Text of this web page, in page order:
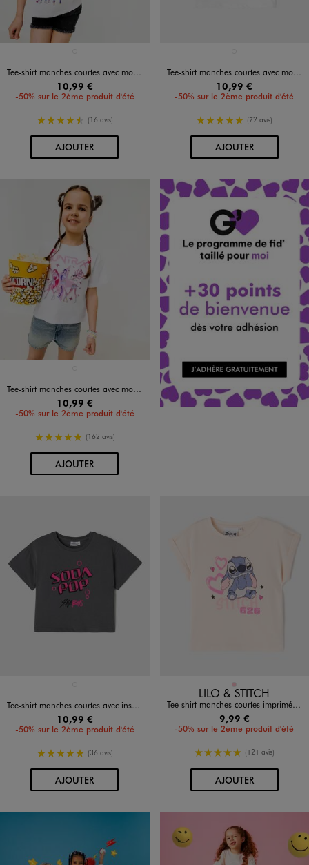
Tee-shirt manches courtes avec motif Saja Boys fille - K-pop Demon Hunters
10,99 €
-50% sur le 2ème produit d'été
4.5/5 de moyenne
(16 avis)
AJOUTERAU PANIER
Tee-shirt manches courtes avec motif pailleté fille - K-pop Demon Hunters
10,99 €
-50% sur le 2ème produit d'été
5/5 de moyenne
(72 avis)
AJOUTERAU PANIER
Tee-shirt manches courtes avec motif sur l’avant fille - K-pop Demon Hunters
10,99 €
-50% sur le 2ème produit d'été
5/5 de moyenne
(162 avis)
AJOUTERAU PANIER
Tee-shirt manches courtes avec inscription fluo fille - Demon Hunters
10,99 €
-50% sur le 2ème produit d'été
5/5 de moyenne
(36 avis)
AJOUTERAU PANIER
Disponible en 1 coloris
ROSE
LILO & STITCH
Tee-shirt manches courtes imprimé coupe loose fille - Stitch
9,99 €
-50% sur le 2ème produit d'été
5/5 de moyenne
(121 avis)
AJOUTERAU PANIER